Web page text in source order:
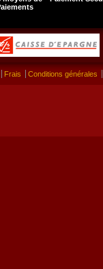
Frais Conditions générales